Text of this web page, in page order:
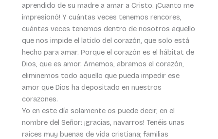
aprendido de su madre a amar a Cristo. ¡Cuanto me
impresionó! Y cuántas veces tenemos rencores,
cuántas veces tenemos dentro de nosotros aquello
que nos impide el latido del corazón, que solo está
hecho para amar. Porque el corazón es el hábitat de
Dios, que es amor. Amemos, abramos el corazón,
eliminemos todo aquello que pueda impedir ese
amor que Dios ha depositado en nuestros
corazones.
Yo en este día solamente os puede decir, en el
nombre del Señor: ¡gracias, navarros! Tenéis unas
raíces muy buenas de vida cristiana; familias